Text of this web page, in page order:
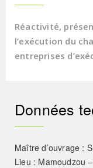
Réactivité,
l’exécution du
entreprises
Données
Maître d’ouvrage :
Lieu : Mamoudzou